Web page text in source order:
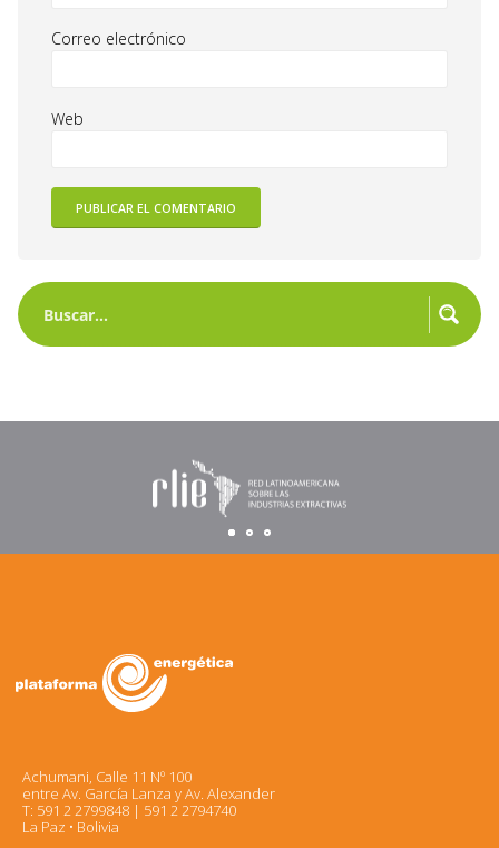
Correo electrónico
Web
Achumani, Calle 11 Nº 100
entre Av. García Lanza y Av. Alexander
T: 591 2 2799848 | 591 2 2794740
La Paz • Bolivia